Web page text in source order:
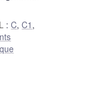
:C,C1 ,